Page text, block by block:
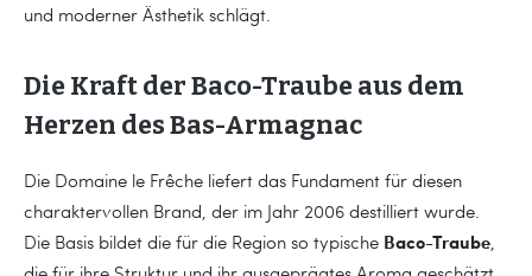
und moderner Ästhetik schlägt.
Die Kraft der Baco-Traube aus dem
Herzen des Bas-Armagnac
Die Domaine le Frêche liefert das Fundament für diesen
charaktervollen Brand, der im Jahr 2006 destilliert wurde.
Die Basis bildet die für die Region so typische Baco-Traube